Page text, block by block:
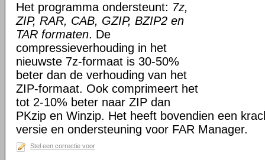
Het programma ondersteunt: 7z,
ZIP, RAR, CAB, GZIP, BZIP2 en
TAR formaten. De
compressieverhouding in het
nieuwste 7z-formaat is 30-50%
beter dan de verhouding van het
ZIP-formaat. Ook comprimeert het
tot 2-10% beter naar ZIP dan
PKzip en Winzip. Het heeft bovendien een
versie en ondersteuning voor FAR Manager.
Stel een correctie voor